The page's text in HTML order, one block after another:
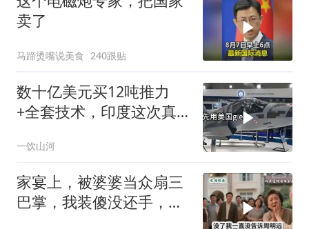
卖了
马蹄烫嘴说美食 240跟贴
数十亿美元买12吨推力
+全套技术，印度这次真
一饮山河
家宴上，被婆婆当众扇三
巴掌，我装傻没还手，悄